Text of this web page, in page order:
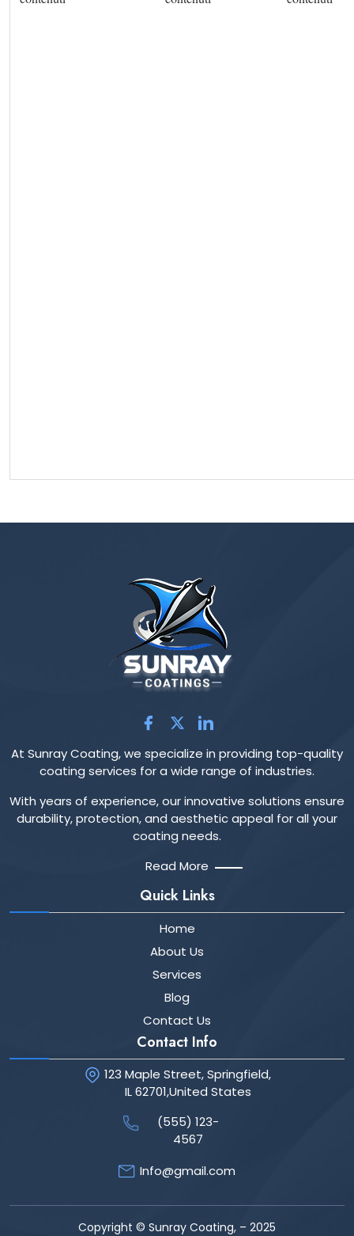
At Sunray Coating, we specialize in providing top-quality
coating services for a wide range of industries.
With years of experience, our innovative solutions ensure
durability, protection, and aesthetic appeal for all your
coating needs.
Read More
Quick Links
Home
About Us
Services
Blog
Contact Us
Contact Info
123 Maple Street, Springfield,
IL 62701,United States
(555) 123-
4567
Info@gmail.com
Copyright © Sunray Coating, – 2025